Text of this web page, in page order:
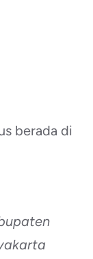
berada di